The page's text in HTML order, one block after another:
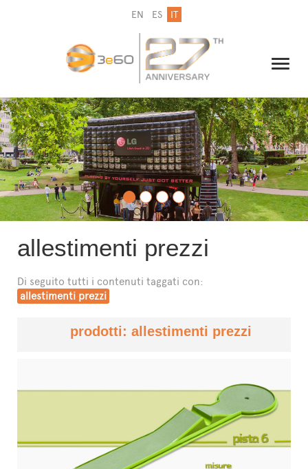
EN ES IT
IL GRUPPO
NEWSLETTER
CONTATTI
allestimenti prezzi
Di seguito tutti i contenuti taggati con:
allestimenti prezzi
prodotti: allestimenti prezzi